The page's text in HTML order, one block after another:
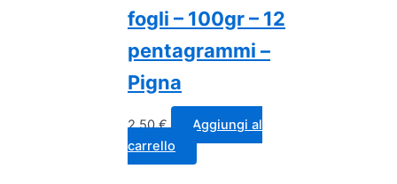
fogli – 100gr – 12
pentagrammi –
Pigna
2,50€
Aggiungi al
carrello